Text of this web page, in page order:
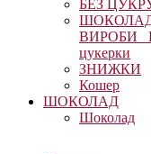
БЕЗ
ВИРОБИ_
цукерки
ЗНИЖКИ
Кошер
ШОКОЛАД
Шоколад